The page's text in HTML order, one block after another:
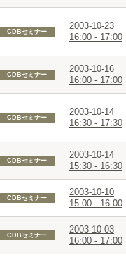
CDBセミナー
2003-10-23
16:00 - 17:00
CDBセミナー
2003-10-16
16:00 - 17:00
CDBセミナー
2003-10-14
16:30 - 17:30
CDBセミナー
2003-10-14
15:30 - 16:30
CDBセミナー
2003-10-10
15:00 - 16:00
CDBセミナー
2003-10-03
16:00 - 17:00